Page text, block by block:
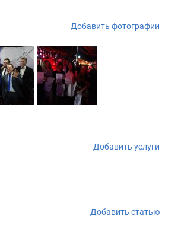
Добавить фотографии
Добавить услуги
Добавить статью